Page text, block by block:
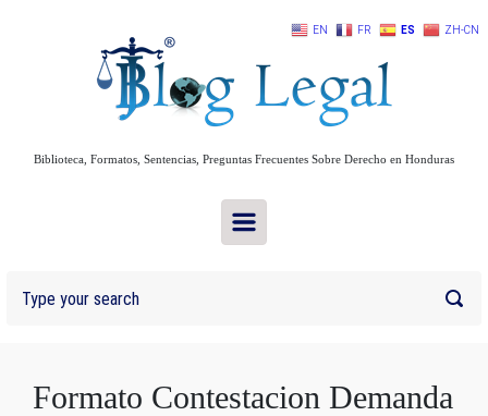
Biblioteca, Formatos, Sentencias, Preguntas Frecuentes Sobre Derecho en Honduras
Formato Contestacion Demanda
EN FR ES ZH-CN